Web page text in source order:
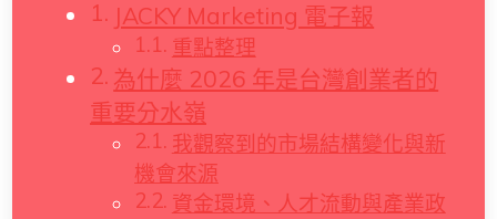
JACKY Marketing 電子報
重點整理
為什麼 2026 年是台灣創業者的
重要分水嶺
我觀察到的市場結構變化與新
機會來源
資金環境、人才流動與產業政